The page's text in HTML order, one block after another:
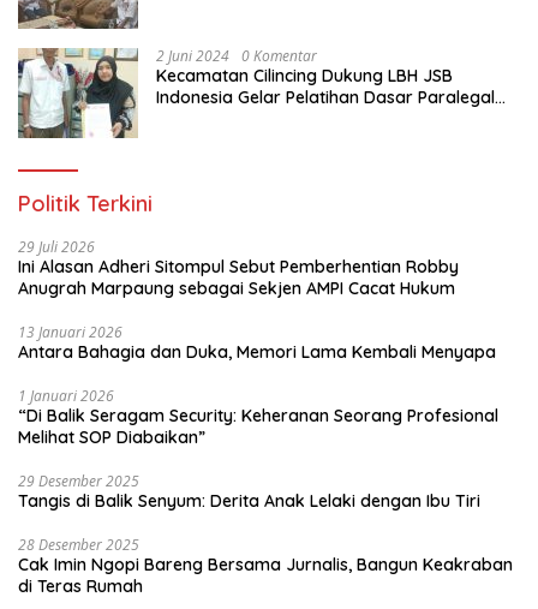
2 Juni 2024 0 Komentar
Kecamatan Cilincing Dukung LBH JSB
Indonesia Gelar Pelatihan Dasar Paralegal
Politik Terkini
29 Juli 2026
Ini Alasan Adheri Sitompul Sebut Pemberhentian Robby
Anugrah Marpaung sebagai Sekjen AMPI Cacat Hukum
13 Januari 2026
Antara Bahagia dan Duka, Memori Lama Kembali Menyapa
1 Januari 2026
“Di Balik Seragam Security: Keheranan Seorang Profesional
Melihat SOP Diabaikan”
29 Desember 2025
Tangis di Balik Senyum: Derita Anak Lelaki dengan Ibu Tiri
28 Desember 2025
Cak Imin Ngopi Bareng Bersama Jurnalis, Bangun Keakraban
di Teras Rumah